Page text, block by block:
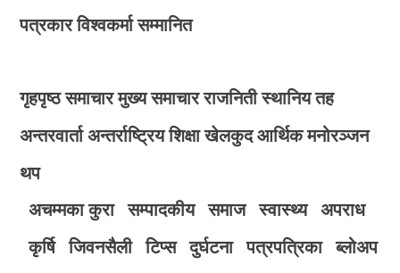
पत्रकार विश्वकर्मा सम्मानित
गृहपृष्ठ समाचार मुख्य समाचार राजनिती स्थानिय तह
अन्तरवार्ता अन्तर्राष्ट्रिय शिक्षा खेलकुद आर्थिक मनोरञ्जन
थप
अचम्मका कुरा
सम्पादकीय समाज स्वास्थ्य
अपराध
कृर्षि
जिवनसैली टिप्स दुर्घटना पत्रपत्रिका
ब्लोअप